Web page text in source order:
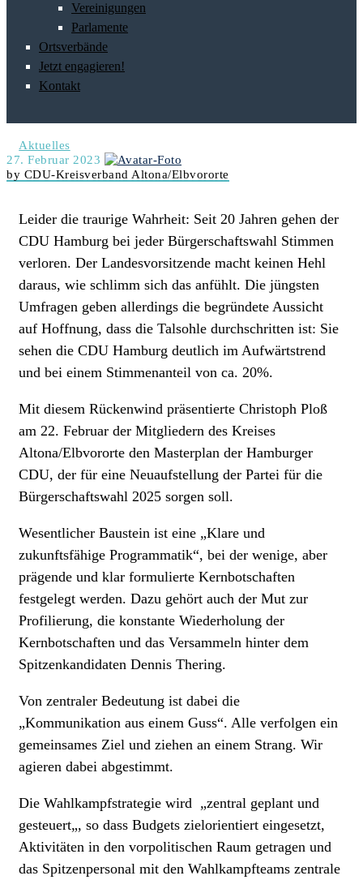
Vereinigungen
Parlamente
Ortsverbände
Jetzt engagieren!
Kontakt
Aktuelles
27. Februar 2023
by CDU-Kreisverband Altona/Elbvororte
Leider die traurige Wahrheit: Seit 20 Jahren gehen der
CDU Hamburg bei jeder Bürgerschaftswahl Stimmen
verloren. Der Landesvorsitzende macht keinen Hehl
daraus, wie schlimm sich das anfühlt. Die jüngsten
Umfragen geben allerdings die begründete Aussicht
auf Hoffnung, dass die Talsohle durchschritten ist: Sie
sehen die CDU Hamburg deutlich im Aufwärtstrend
und bei einem Stimmenanteil von ca. 20%.
Mit diesem Rückenwind präsentierte Christoph Ploß
am 22. Februar der Mitgliedern des Kreises
Altona/Elbvororte den Masterplan der Hamburger
CDU, der für eine Neuaufstellung der Partei für die
Bürgerschaftswahl 2025 sorgen soll.
Wesentlicher Baustein ist eine „Klare und
zukunftsfähige Programmatik“, bei der wenige, aber
prägende und klar formulierte Kernbotschaften
festgelegt werden. Dazu gehört auch der Mut zur
Profilierung, die konstante Wiederholung der
Kernbotschaften und das Versammeln hinter dem
Spitzenkandidaten Dennis Thering.
Von zentraler Bedeutung ist dabei die
„Kommunikation aus einem Guss“. Alle verfolgen ein
gemeinsames Ziel und ziehen an einem Strang. Wir
agieren dabei abgestimmt.
Die Wahlkampfstrategie wird „zentral geplant und
gesteuert„, so dass Budgets zielorientiert eingesetzt,
Aktivitäten in den vorpolitischen Raum getragen und
das Spitzenpersonal mit den Wahlkampfteams zentrale